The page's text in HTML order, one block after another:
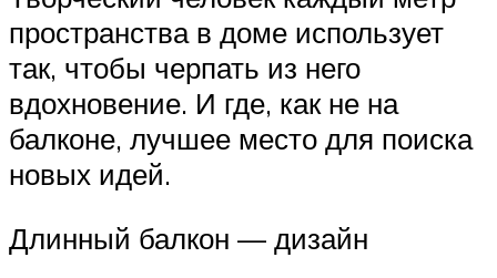
пространства в доме использует
так, чтобы черпать из него
вдохновение. И где, как не на
балконе, лучшее место для поиска
новых идей.
Длинный балкон — дизайн